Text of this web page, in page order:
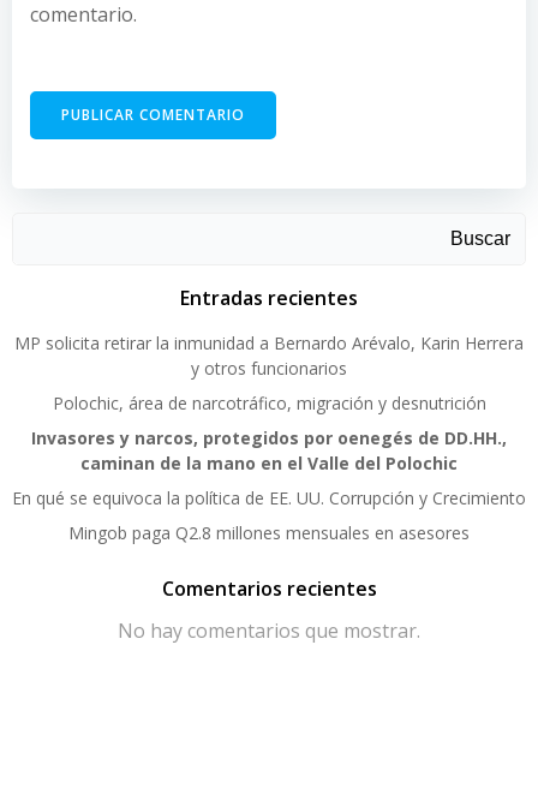
comentario.
Buscar
Entradas recientes
MP solicita retirar la inmunidad a Bernardo Arévalo, Karin Herrera
y otros funcionarios
Polochic, área de narcotráfico, migración y desnutrición
Invasores y narcos, protegidos por oenegés de DD.HH.,
caminan de la mano en el Valle del Polochic
En qué se equivoca la política de EE. UU. Corrupción y Crecimiento
Mingob paga Q2.8 millones mensuales en asesores
Comentarios recientes
No hay comentarios que mostrar.